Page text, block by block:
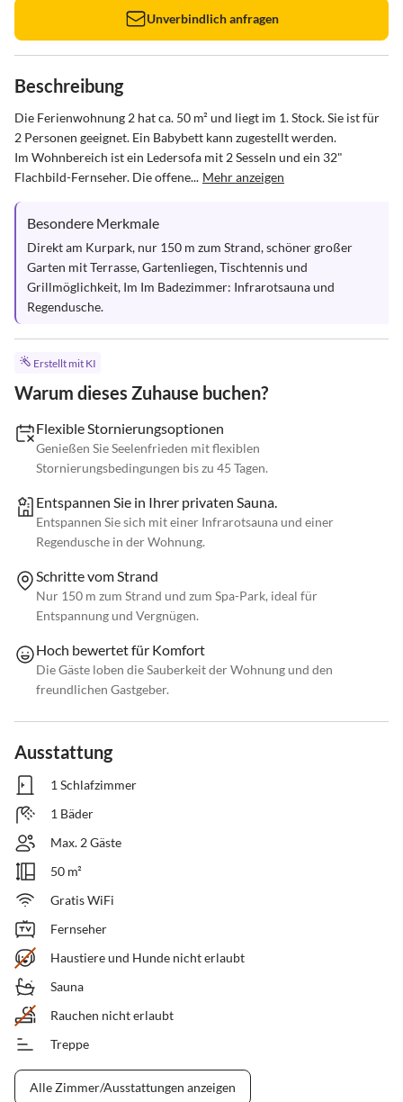
Unverbindlich anfragen
Beschreibung
Die Ferienwohnung 2 hat ca. 50 m² und liegt im 1. Stock. Sie ist für
2 Personen geeignet. Ein Babybett kann zugestellt werden.
Im Wohnbereich ist ein Ledersofa mit 2 Sesseln und ein 32"
Flachbild-Fernseher. Die offene... Mehr anzeigen
Besondere Merkmale
Direkt am Kurpark, nur 150 m zum Strand, schöner großer
Garten mit Terrasse, Gartenliegen, Tischtennis und
Grillmöglichkeit, Im Im Badezimmer: Infrarotsauna und
Regendusche.
Erstellt mit KI
Warum dieses Zuhause buchen?
Flexible Stornierungsoptionen
Genießen Sie Seelenfrieden mit flexiblen
Stornierungsbedingungen bis zu 45 Tagen.
Entspannen Sie in Ihrer privaten Sauna.
Entspannen Sie sich mit einer Infrarotsauna und einer
Regendusche in der Wohnung.
Schritte vom Strand
Nur 150 m zum Strand und zum Spa-Park, ideal für
Entspannung und Vergnügen.
Hoch bewertet für Komfort
Die Gäste loben die Sauberkeit der Wohnung und den
freundlichen Gastgeber.
Ausstattung
1 Schlafzimmer
1 Bäder
Max. 2 Gäste
50 m²
Gratis WiFi
Fernseher
Haustiere und Hunde nicht erlaubt
Sauna
Rauchen nicht erlaubt
Treppe
Alle Zimmer/Ausstattungen anzeigen